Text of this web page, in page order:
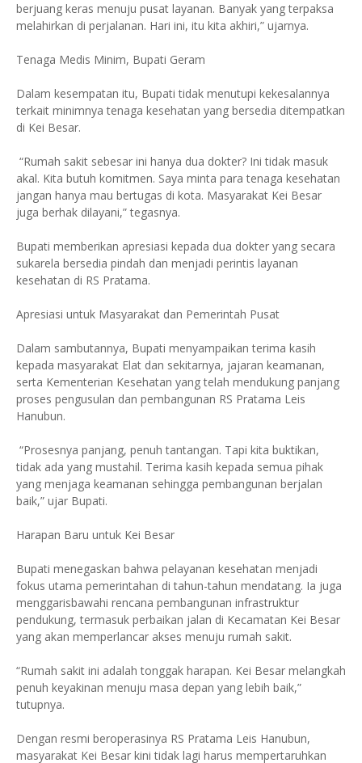
berjuang keras menuju pusat layanan. Banyak yang terpaksa
melahirkan di perjalanan. Hari ini, itu kita akhiri,” ujarnya.
Tenaga Medis Minim, Bupati Geram
Dalam kesempatan itu, Bupati tidak menutupi kekesalannya
terkait minimnya tenaga kesehatan yang bersedia ditempatkan
di Kei Besar.
“Rumah sakit sebesar ini hanya dua dokter? Ini tidak masuk
akal. Kita butuh komitmen. Saya minta para tenaga kesehatan
jangan hanya mau bertugas di kota. Masyarakat Kei Besar
juga berhak dilayani,” tegasnya.
Bupati memberikan apresiasi kepada dua dokter yang secara
sukarela bersedia pindah dan menjadi perintis layanan
kesehatan di RS Pratama.
Apresiasi untuk Masyarakat dan Pemerintah Pusat
Dalam sambutannya, Bupati menyampaikan terima kasih
kepada masyarakat Elat dan sekitarnya, jajaran keamanan,
serta Kementerian Kesehatan yang telah mendukung panjang
proses pengusulan dan pembangunan RS Pratama Leis
Hanubun.
“Prosesnya panjang, penuh tantangan. Tapi kita buktikan,
tidak ada yang mustahil. Terima kasih kepada semua pihak
yang menjaga keamanan sehingga pembangunan berjalan
baik,” ujar Bupati.
Harapan Baru untuk Kei Besar
Bupati menegaskan bahwa pelayanan kesehatan menjadi
fokus utama pemerintahan di tahun-tahun mendatang. Ia juga
menggarisbawahi rencana pembangunan infrastruktur
pendukung, termasuk perbaikan jalan di Kecamatan Kei Besar
yang akan memperlancar akses menuju rumah sakit.
“Rumah sakit ini adalah tonggak harapan. Kei Besar melangkah
penuh keyakinan menuju masa depan yang lebih baik,”
tutupnya.
Dengan resmi beroperasinya RS Pratama Leis Hanubun,
masyarakat Kei Besar kini tidak lagi harus mempertaruhkan